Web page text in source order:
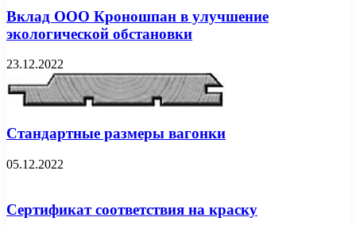
Вклад ООО Кроношпан в улучшение
экологической обстановки
23.12.2022
Стандартные размеры вагонки
05.12.2022
Сертификат соответствия на краску